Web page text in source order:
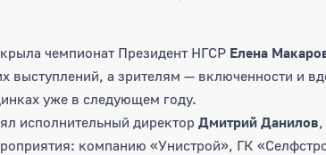
чемпионат Президент НГСР Елена
выступлений, а зрителям — включенности и
уже в следующем году.
исполнительный директор Дмитрий Данилов
компанию «Унистрой», ГК